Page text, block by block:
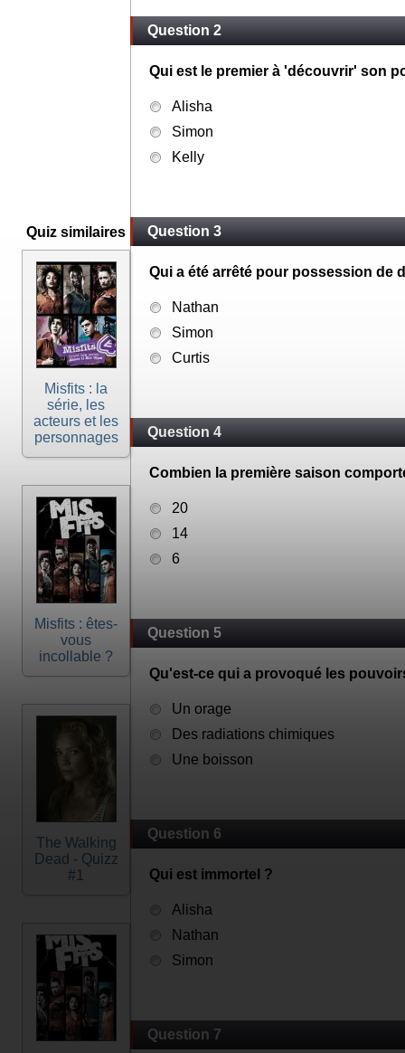
Quiz similaires
Misfits : la
série, les
acteurs et les
personnages
Misfits : êtes-
vous
incollable ?
The Walking
Dead - Quizz
#1
Question 2
Qui est le premier à 'découvrir' son
Alisha
Simon
Kelly
Question 3
Qui a été arrêté pour possession de
Nathan
Simon
Curtis
Question 4
Combien la première saison
20
14
6
Question 5
Qu'est-ce qui a provoqué les
Un orage
Des radiations chimiques
Une boisson
Question 6
Qui est immortel ?
Alisha
Nathan
Simon
Question 7